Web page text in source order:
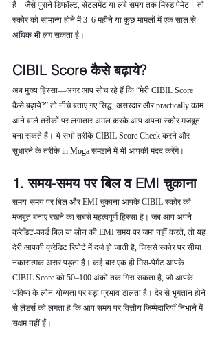
हैं—जैसे पुराने डिफॉल्ट, सेटलमेंट या लंबे समय तक मिस्ड पेमेंट—तो
स्कोर को सामान्य होने में 3–6 महीने या कुछ मामलों में एक साल से
अधिक भी लग सकता है।
CIBIL Score कैसे बढ़ाये?
अब मुख्य हिस्सा—अगर आप सोच रहे हैं कि “मेरी CIBIL Score
कैसे बढ़ाये?” तो नीचे बताए गए सिद्ध, असरदार और practically काम
आने वाले तरीकों पर लगातार अमल करके आप अपना स्कोर मजबूत
बना सकते हैं। ये सभी तरीके CIBIL Score Check करने और
सुधारने के तरीके in Moga समझने में भी आपकी मदद करेंगे।
1. समय-समय पर बिल व EMI चुकाना
समय-समय पर बिल और EMI चुकाना आपके CIBIL स्कोर को
मजबूत बनाए रखने का सबसे महत्वपूर्ण हिस्सा है। जब आप अपने
क्रेडिट-कार्ड बिल या लोन की EMI समय पर जमा नहीं करते, तो यह
देरी आपकी क्रेडिट रिपोर्ट में दर्ज हो जाती है, जिससे स्कोर पर सीधा
नकारात्मक असर पड़ता है। कई बार एक ही मिस-पेमेंट आपके
CIBIL Score को 50–100 अंकों तक गिरा सकता है, जो आपके
भविष्य के लोन-योग्यता पर बड़ा प्रभाव डालता है। देर से भुगतान होने
से लेंडर्स को लगता है कि आप समय पर वित्तीय जिम्मेदारियाँ निभाने में
सक्षम नहीं हैं।